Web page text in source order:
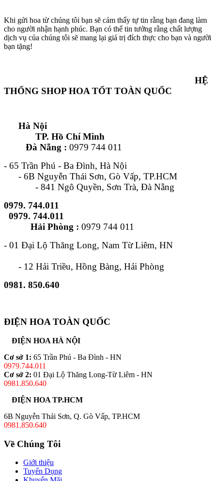
Khi gửi hoa từ chúng tôi bạn sẽ cảm thấy tự tin rằng bạn đang làm
cho người nhận hạnh phúc. Bạn có thể tin tưởng rằng chất lượng
dịch vụ của chúng tôi sẽ mang lại giá trị đích thực cho bạn và người
bạn tặng!
HỆ
THỐNG SHOP HOA TỐT TOÀN QUỐC
Hà Nội
TP. Hồ Chí Minh
Đà Nẵng : 0979 744 011
- 65 Trần Phú - Ba Đình, Hà Nội
- 6B Nguyễn Thái Sơn, Gò Vấp, TP.HCM
- 841 Ngô Quyền, Sơn Trà, Đà Nẵng
0979. 744.011
0979. 744.011
Hải Phòng : 0979 744 011
- 01 Đại Lộ Thăng Long, Nam Từ Liêm, HN
- 12 Hải Triều, Hồng Bàng, Hải Phòng
0981. 850.640
ĐIỆN HOA TOÀN QUỐC
ĐIỆN HOA HÀ NỘI
Cơ sở 1: 65 Trần Phú - Ba Đình - HN
0979.744.011
Cơ sở 2: 01 Đại Lộ Thăng Long-Từ Liêm - HN
0981.850.640
ĐIỆN HOA TP.HCM
6B Nguyễn Thái Sơn, Q. Gò Vấp, TP.HCM
0981.850.640
Về Chúng Tôi
Giới thiệu
Tuyển Dụng